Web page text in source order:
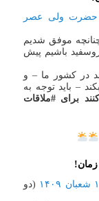
چنانچه موفق‌ شدیم
باشیم پیش
در کشور ما – و
– باید توجه به
برای #ملاقات
زمان!
(دو